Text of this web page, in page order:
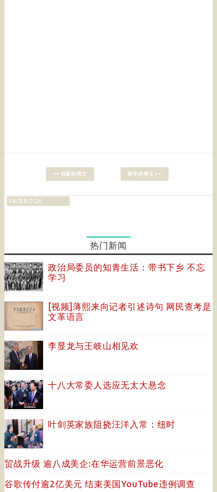
<< 较新的博文 较早的博文 >>
FACEBOOK
热门新闻
政治局委员的知青生活：带书下乡 不忘
学习
[视频]薄熙来向记者引述诗句 网民查考是
文革语言
李显龙与王岐山相见欢
十八大常委人选应无太大悬念
叶剑英家族阻挠汪洋入常：纽时
贸战升级 逾八成美企:在华运营前景恶化
谷歌传付逾2亿美元 结束美国YouTube违例调查